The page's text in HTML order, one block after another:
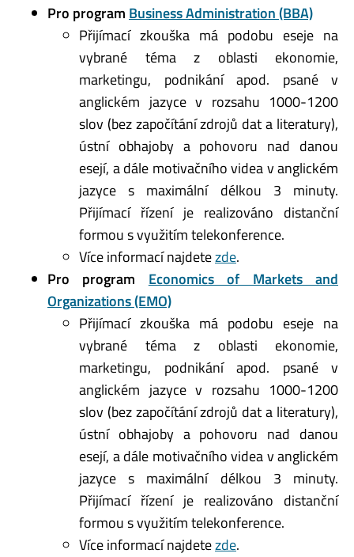
Pro program Business Administration (BBA)
Přijímací zkouška má podobu eseje na
vybrané téma z oblasti ekonomie,
marketingu, podnikání apod. psané v
anglickém jazyce v rozsahu 1000-1200
slov (bez započítání zdrojů dat a literatury),
ústní obhajoby a pohovoru nad danou
esejí, a dále motivačního videa v anglickém
jazyce s maximální délkou 3 minuty.
Přijímací řízení je realizováno distanční
formou s využitím telekonference.
Více informací najdetezde.
Pro program Economics of Markets and
Organizations (EMO)
Přijímací zkouška má podobu eseje na
vybrané téma z oblasti ekonomie,
marketingu, podnikání apod. psané v
anglickém jazyce v rozsahu 1000-1200
slov (bez započítání zdrojů dat a literatury),
ústní obhajoby a pohovoru nad danou
esejí, a dále motivačního videa v anglickém
jazyce s maximální délkou 3 minuty.
Přijímací řízení je realizováno distanční
formou s využitím telekonference.
Více informací najdetezde.